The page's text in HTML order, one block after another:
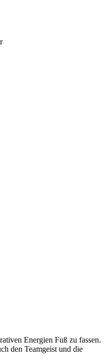
Energien Fuß zu fassen.
den Teamgeist und die